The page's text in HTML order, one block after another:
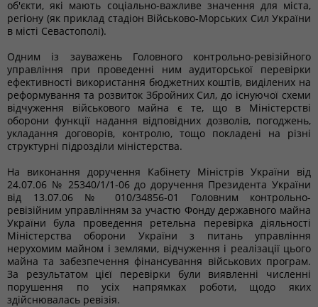
об'єкти, які мають соціально-важливе значення для міста,
регіону (як приклад стадіон Військово-Морських Сил України
в місті Севастополі).
Одним із зауважень Головного контрольно-ревізійного
управління при проведенні ним аудиторської перевірки
ефективності використання бюджетних коштів, виділених на
реформування та розвиток Збройних Сил, до існуючої схеми
відчуження військового майна є те, що в Міністерстві
оборони функції надання відповідних дозволів, погоджень,
укладання договорів, контролю, тощо покладені на різні
структурні підрозділи міністерства.
На виконання доручення Кабінету Міністрів України від
24.07.06 № 25340/1/1-06 до доручення Президента України
від 13.07.06 № 010/34856-01 Головним контрольно-
ревізійним управлінням за участю Фонду державного майна
України була проведення ретельна перевірка діяльності
Міністерства оборони України з питань управління
нерухомим майном і землями, відчуження і реалізації цього
майна та забезпечення фінансування військових програм.
За результатом цієї перевірки були виявленні численні
порушення по усіх напрямках роботи, щодо яких
здійснювалась ревізія.